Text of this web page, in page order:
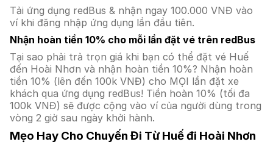
Tải ứng dụng redBus & nhận ngay 100.000 VNĐ vào
ví khi đăng nhập ứng dụng lần đầu tiên.
Nhận hoàn tiền 10% cho mỗi lần đặt vé trên redBus
Tại sao phải trả trọn giá khi bạn có thể đặt vé Huế
đến Hoài Nhơn và nhận hoàn tiền 10%? Nhận hoàn
tiền 10% (lên đến 100k VNĐ) cho MỌI lần đặt xe
khách qua ứng dụng redBus! Tiền hoàn 10% (tối đa
100k VNĐ) sẽ được cộng vào ví của người dùng trong
vòng 2 giờ sau ngày khởi hành.
Mẹo Hay Cho Chuyến Đi Từ Huế đi Hoài Nhơn